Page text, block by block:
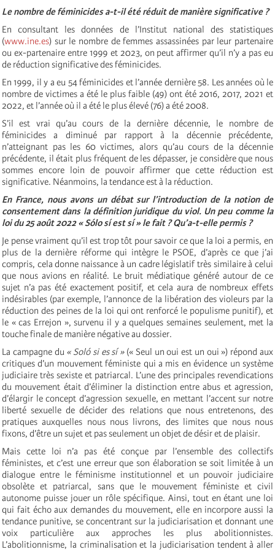
Le nombre de féminicides a-t-il été réduit de manière significative ?
En consultant les données de l’Institut national des statistiques
(www.ine.es) sur le nombre de femmes assassinées par leur partenaire
ou ex-partenaire entre 1999 et 2023, on peut affirmer qu’il n’y a pas eu
de réduction significative des féminicides.
En 1999, il y a eu 54 féminicides et l’année dernière 58. Les années où le
nombre de victimes a été le plus faible (49) ont été 2016, 2017, 2021 et
2022, et l’année où il a été le plus élevé (76) a été 2008.
S’il est vrai qu’au cours de la dernière décennie, le nombre de
féminicides a diminué par rapport à la décennie précédente,
n’atteignant pas les 60 victimes, alors qu’au cours de la décennie
précédente, il était plus fréquent de les dépasser, je considère que nous
sommes encore loin de pouvoir affirmer que cette réduction est
significative. Néanmoins, la tendance est à la réduction.
En France, nous avons un débat sur l’introduction de la notion de
consentement dans la définition juridique du viol. Un peu comme la
loi du 25 août 2022 « Sólo sí est sí » le fait ? Qu’a-t-elle permis ?
Je pense vraiment qu’il est trop tôt pour savoir ce que la loi a permis, en
plus de la dernière réforme qui intègre le PSOE, d’après ce que j’ai
compris, cela donne naissance à un cadre législatif très similaire à celui
que nous avions en réalité. Le bruit médiatique généré autour de ce
sujet n’a pas été exactement positif, et cela aura de nombreux effets
indésirables (par exemple, l’annonce de la libération des violeurs par la
réduction des peines de la loi qui ont renforcé le populisme punitif), et
le « cas Errejon », survenu il y a quelques semaines seulement, met la
touche finale de manière négative au dossier.
La campagne du « Soló si es sí »(« Seul un oui est un oui ») répond aux
critiques d’un mouvement féministe qui a mis en évidence un système
judiciaire très sexiste et patriarcal. L’une des principales revendications
du mouvement était d’éliminer la distinction entre abus et agression,
d’élargir le concept d’agression sexuelle, en mettant l’accent sur notre
liberté sexuelle de décider des relations que nous entretenons, des
pratiques auxquelles nous nous livrons, des limites que nous nous
fixons, d’être un sujet et pas seulement un objet de désir et de plaisir.
Mais cette loi n’a pas été conçue par l’ensemble des collectifs
féministes, et c’est une erreur que son élaboration se soit limitée à un
dialogue entre le féminisme institutionnel et un pouvoir judiciaire
obsolète et patriarcal, sans que le mouvement féministe et civil
autonome puisse jouer un rôle spécifique. Ainsi, tout en étant une loi
qui fait écho aux demandes du mouvement, elle en incorpore aussi la
tendance punitive, se concentrant sur la judiciarisation et donnant une
voix particulière aux approches les plus abolitionnistes.
L’abolitionnisme, la criminalisation et la judiciarisation tendent à aller